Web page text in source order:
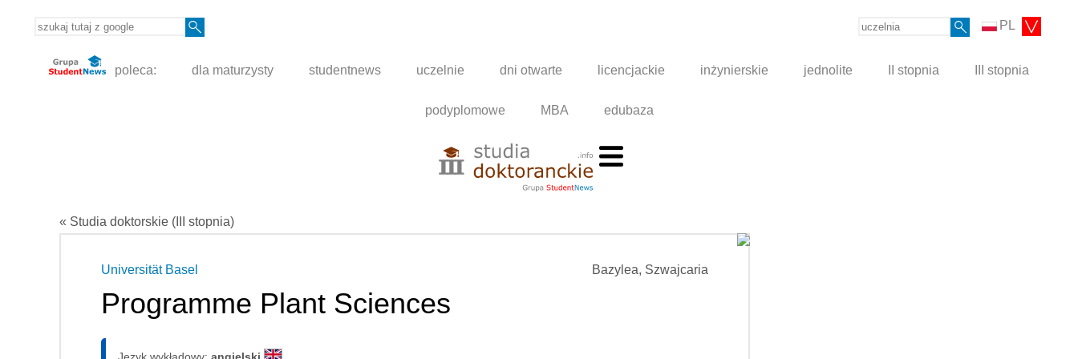
PL
poleca: dla maturzysty studentnews uczelnie dni otwarte licencjackie inżynierskie jednolite II stopnia III stopnia
podyplomowe MBA edubaza
« Studia doktorskie (III stopnia)
Bazylea, Szwajcaria
Universität Basel
Programme Plant Sciences
Język wykładowy: angielski